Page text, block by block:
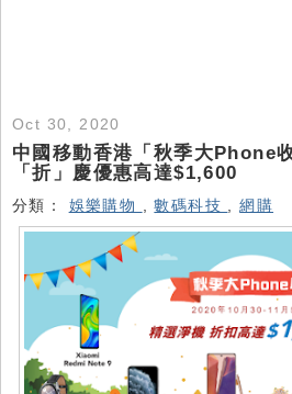
Oct 30, 2020
中國移動香港「秋季大Phone
「折」慶優惠高達$1,600
分類： 娛樂購物 ,數碼科技 ,網購